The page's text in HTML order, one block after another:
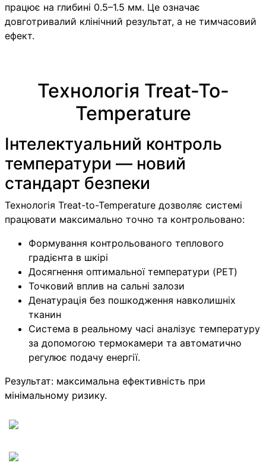
працює на глибині 0.5–1.5 мм. Це означає
довготривалий клінічний результат, а не тимчасовий
ефект.
Технологія Treat-To-
Temperature
Інтелектуальний контроль
температури — новий
стандарт безпеки
Технологія Treat-to-Temperature дозволяє системі
працювати максимально точно та контрольовано:
Формування контрольованого теплового
градієнта в шкірі
Досягнення оптимальної температури (PET)
Точковий вплив на сальні залози
Денатурація без пошкодження навколишніх
тканин
Система в реальному часі аналізує температуру
за допомогою термокамери та автоматично
регулює подачу енергії.
Результат: максимальна ефективність при
мінімальному ризику.